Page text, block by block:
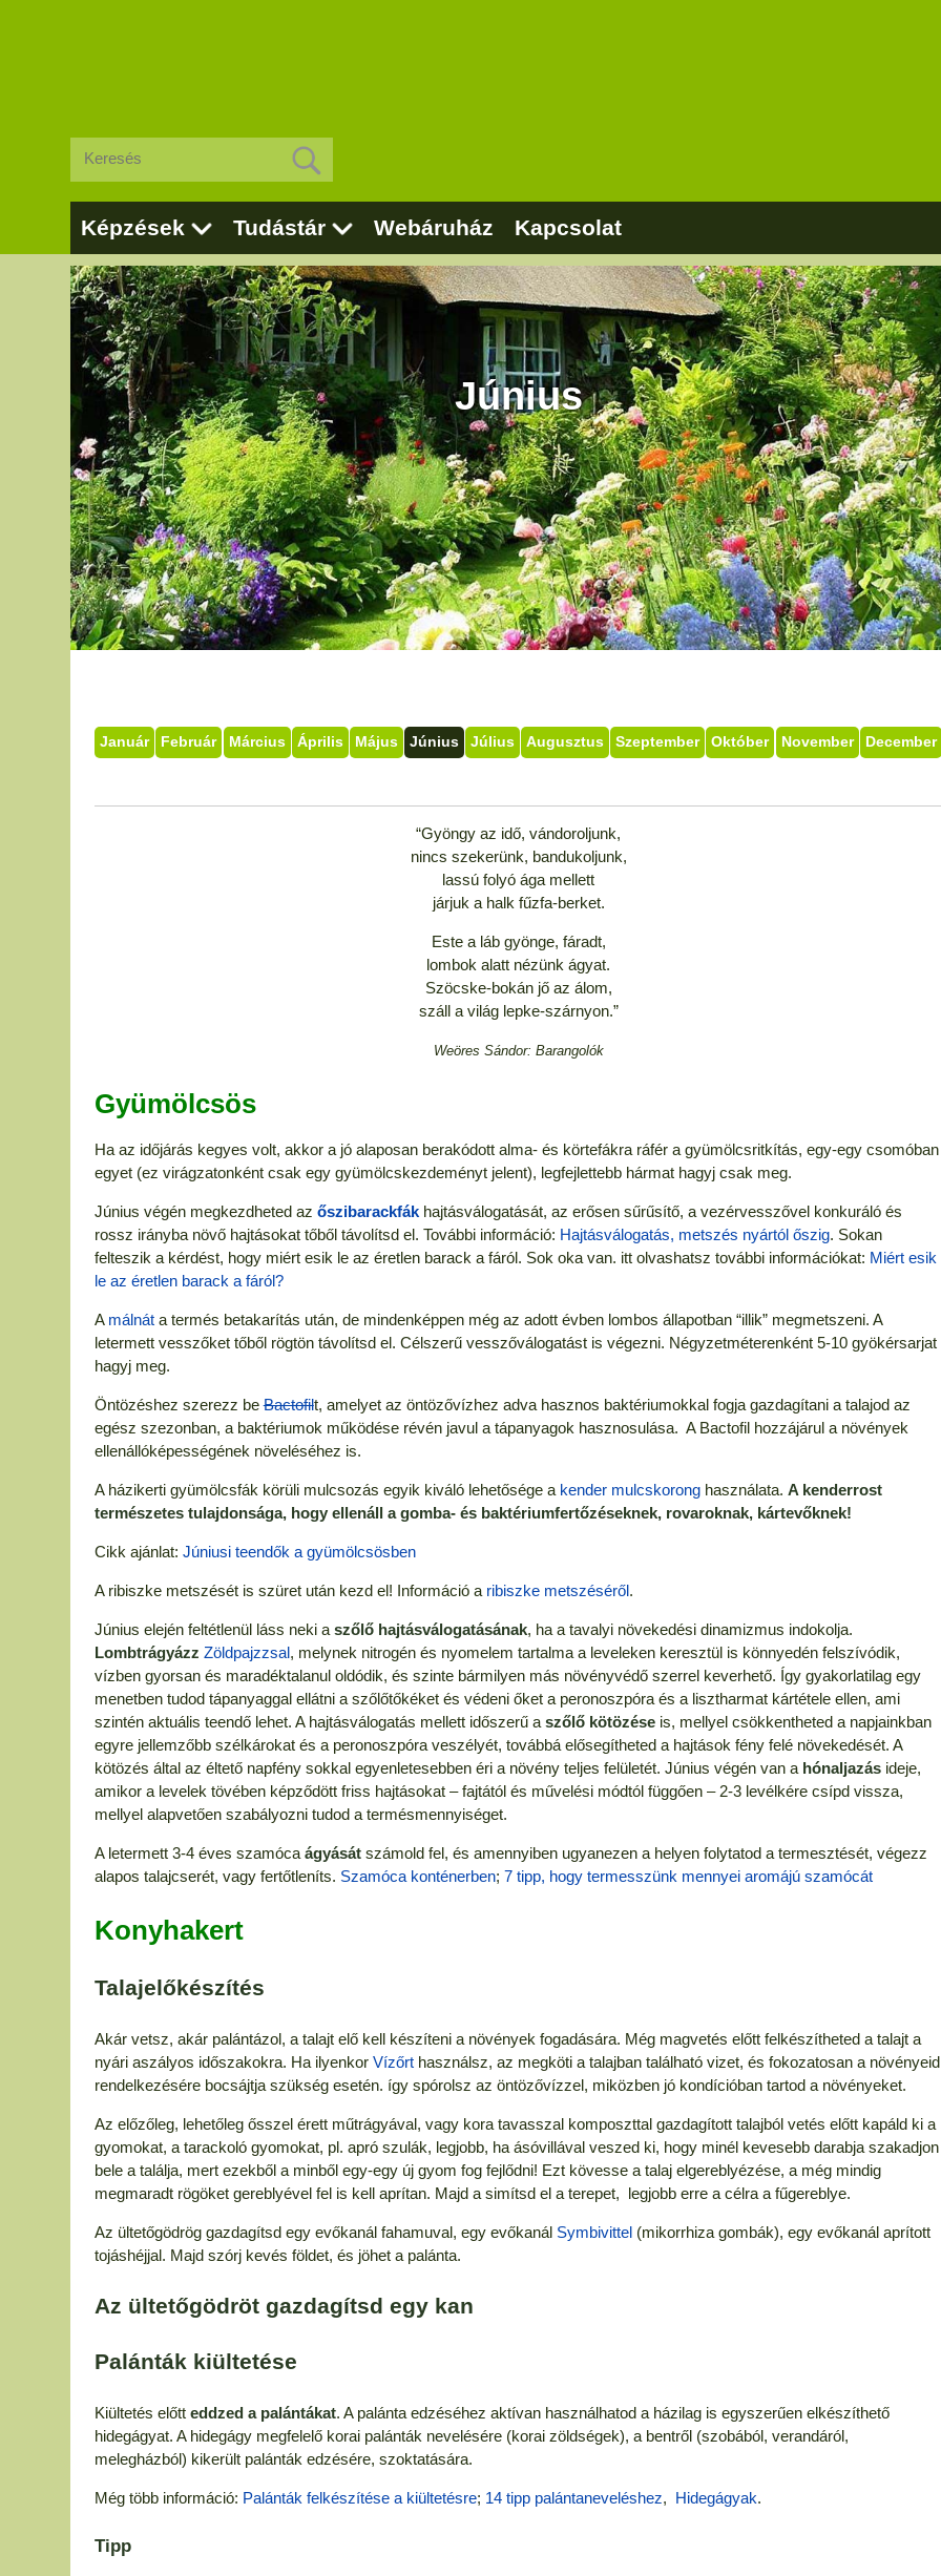
Képzések Tudástár Webáruház Kapcsolat
Június
Január Február Március Április Május Június Július Augusztus Szeptember Október November December
“Gyöngy az idő, vándoroljunk,
nincs szekerünk, bandukoljunk,
lassú folyó ága mellett
járjuk a halk fűzfa-berket.
Este a láb gyönge, fáradt,
lombok alatt nézünk ágyat.
Szöcske-bokán jő az álom,
száll a világ lepke-szárnyon.”
Weöres Sándor: Barangolók
Gyümölcsös
Ha az időjárás kegyes volt, akkor a jó alaposan berakódott alma- és körtefákra ráfér a gyümölcsritkítás, egy-egy csomóban
egyet (ez virágzatonként csak egy gyümölcskezdeményt jelent), legfejlettebb hármat hagyj csak meg.
Június végén megkezdheted az őszibarackfákhajtásválogatását, az erősen sűrűsítő, a vezérvesszővel konkuráló és
rossz irányba növő hajtásokat tőből távolítsd el. További információ: Hajtásválogatás, metszés nyártól őszig. Sokan
felteszik a kérdést, hogy miért esik le az éretlen barack a fáról. Sok oka van. itt olvashatsz további információkat: Miért esik
le az éretlen barack a fáról?
A málnáta termés betakarítás után, de mindenképpen még az adott évben lombos állapotban “illik” megmetszeni. A
letermett vesszőket tőből rögtön távolítsd el. Célszerű vesszőválogatást is végezni. Négyzetméterenként 5-10 gyökérsarjat
hagyj meg.
Öntözéshez szerezz beBactofilt, amelyet az öntözővízhez adva hasznos baktériumokkal fogja gazdagítani a talajod az
egész szezonban, a baktériumok működése révén javul a tápanyagok hasznosulása. A Bactofil hozzájárul a növények
ellenállóképességének növeléséhez is.
A házikerti gyümölcsfák körüli mulcsozás egyik kiváló lehetősége a kender mulcskoronghasználata. A kenderrost
természetes tulajdonsága, hogy ellenáll a gomba- és baktériumfertőzéseknek, rovaroknak, kártevőknek!
Cikk ajánlat: Júniusi teendők a gyümölcsösben
A ribiszke metszését is szüret után kezd el! Információ a ribiszke metszéséről.
Június elején feltétlenül láss neki a szőlő hajtásválogatásának, ha a tavalyi növekedési dinamizmus indokolja.
Lombtrágyázz Zöldpajzzsal, melynek nitrogén és nyomelem tartalma a leveleken keresztül is könnyedén felszívódik,
vízben gyorsan és maradéktalanul oldódik, és szinte bármilyen más növényvédő szerrel keverhető. Így gyakorlatilag egy
menetben tudod tápanyaggal ellátni a szőlőtőkéket és védeni őket a peronoszpóra és a lisztharmat kártétele ellen, ami
szintén aktuális teendő lehet. A hajtásválogatás mellett időszerű a szőlő kötözéseis, mellyel csökkentheted a napjainkban
egyre jellemzőbb szélkárokat és a peronoszpóra veszélyét, továbbá elősegítheted a hajtások fény felé növekedését. A
kötözés által az éltető napfény sokkal egyenletesebben éri a növény teljes felületét. Június végén van a hónaljazásideje,
amikor a levelek tövében képződött friss hajtásokat – fajtától és művelési módtól függően – 2-3 levélkére csípd vissza,
mellyel alapvetően szabályozni tudod a termésmennyiséget.
A letermett 3-4 éves szamócaágyásátszámold fel, és amennyiben ugyanezen a helyen folytatod a termesztését, végezz
alapos talajcserét, vagy fertőtleníts. Szamóca konténerben; 7 tipp, hogy termesszünk mennyei aromájú szamócát
Konyhakert
Talajelőkészítés
Akár vetsz, akár palántázol, a talajt elő kell készíteni a növények fogadására. Még magvetés előtt felkészítheted a talajt a
nyári aszályos időszakokra. Ha ilyenkor Vízőrthasználsz, az megköti a talajban található vizet, és fokozatosan a növényeid
rendelkezésére bocsájtja szükség esetén. így spórolsz az öntözővízzel, miközben jó kondícióban tartod a növényeket.
Az előzőleg, lehetőleg ősszel érett műtrágyával, vagy kora tavasszal komposzttal gazdagított talajból vetés előtt kapáld ki a
gyomokat, a tarackoló gyomokat, pl. apró szulák, legjobb, ha ásóvillával veszed ki, hogy minél kevesebb darabja szakadjon
bele a találja, mert ezekből a minből egy-egy új gyom fog fejlődni! Ezt kövesse a talaj elgereblyézése, a még mindig
megmaradt rögöket gereblyével fel is kell aprítan. Majd a simítsd el a terepet, legjobb erre a célra a fűgereblye.
Az ültetőgödrög gazdagítsd egy evőkanál fahamuval, egy evőkanál Symbivittel(mikorrhiza gombák), egy evőkanál aprított
tojáshéjjal. Majd szórj kevés földet, és jöhet a palánta.
Az ültetőgödröt gazdagítsd egy kan
Palánták kiültetése
Kiültetés előtt eddzed a palántákat. A palánta edzéséhez aktívan használhatod a házilag is egyszerűen elkészíthető
hidegágyat. A hidegágy megfelelő korai palánták nevelésére (korai zöldségek), a bentről (szobából, verandáról,
melegházból) kikerült palánták edzésére, szoktatására.
Még több információ: Palánták felkészítése a kiültetésre; 14 tipp palántaneveléshez, Hidegágyak.
Tipp